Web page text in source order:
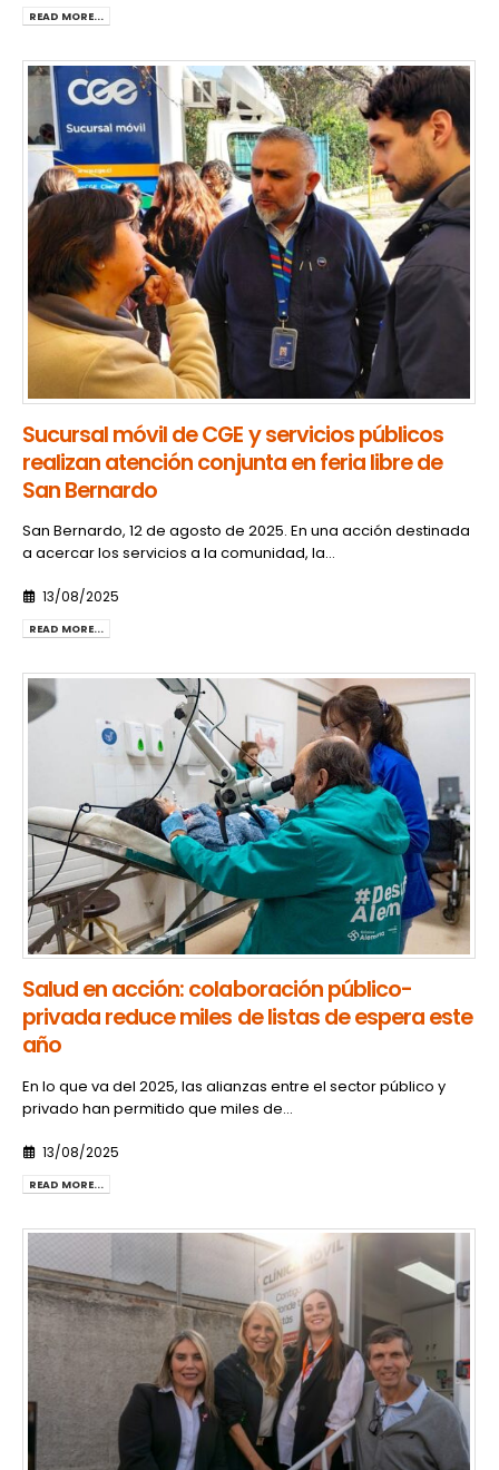
READ MORE...
Sucursal móvil de CGE y servicios públicos
realizan atención conjunta en feria libre de
San Bernardo
San Bernardo, 12 de agosto de 2025. En una acción destinada
a acercar los servicios a la comunidad, la...
13/08/2025
READ MORE...
Salud en acción: colaboración público-
privada reduce miles de listas de espera este
año
En lo que va del 2025, las alianzas entre el sector público y
privado han permitido que miles de...
13/08/2025
READ MORE...